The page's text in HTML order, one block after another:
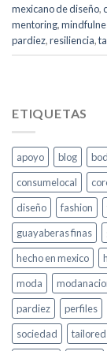
mexicano de diseño,
mentoring,
pardiez,resiliencia,
ETIQUETAS
apoyo blog
consumelocal
diseño
fashion
guayaberas finas
hecho en mexico
moda
pardiez
perfiles
sociedad
tailored